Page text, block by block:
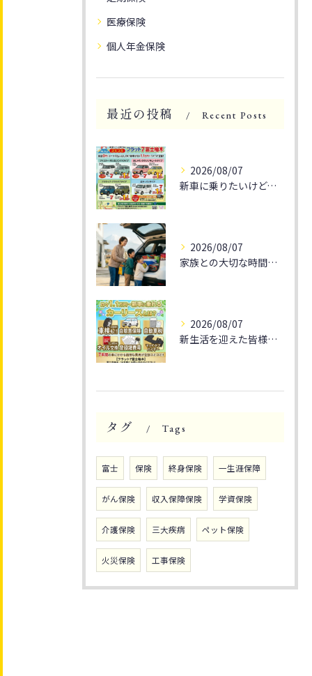
医療保険
個人年金保険
最近の投稿 Recent Posts
2026/08/07
新車に乗りたいけど、予算が気になる方へ朗報です！
2026/08/07
家族との大切な時間を🚗✨
2026/08/07
新生活を迎えた皆様、そろそろ通勤や休日のドライブをもっと楽し...
タグ Tags
富士 保険 終身保険 一生涯保障
がん保険 収入保障保険 学資保険
介護保険 三大疾病 ペット保険
火災保険 工事保険